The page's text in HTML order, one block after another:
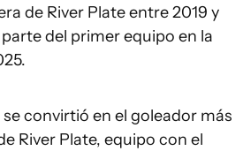
de River Plate entre 2019 y
del primer equipo en la
convirtió en el goleador más
River Plate, equipo con el